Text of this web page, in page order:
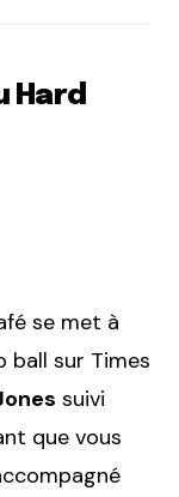
Hard
se met à
ball sur Times
suivi
que vous